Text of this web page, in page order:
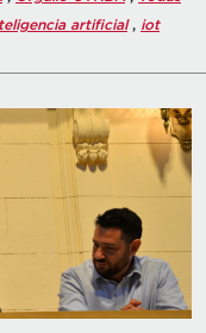
artificial, iot